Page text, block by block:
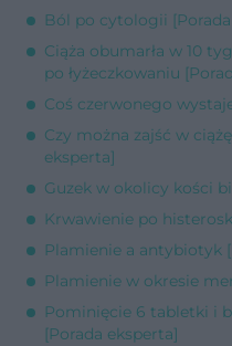
Ból po cytologii
Ciąża obumarła w 10
po łyżeczkowaniu
Coś czerwonego
Czy można zajść w
eksperta]
Guzek w okolicy kości
Krwawienie po
Plamienie a antybiotyk
Plamienie w okresie
Pominięcie 6 tabletki i
[Porada eksperta]